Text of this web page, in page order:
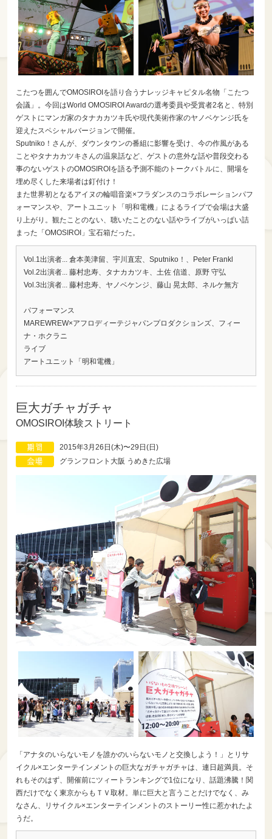
こたつを囲んでOMOSIROIを語り合うナレッジキャピタル名物「こたつ
会議」。今回はWorld OMOSIROI Awardの選考委員や受賞者2名と、特別
ゲストにマンガ家のタナカカツキ氏や現代美術作家のヤノベケンジ氏を
迎えたスペシャルバージョンで開催。
Sputniko！さんが、ダウンタウンの番組に影響を受け、今の作風がある
ことやタナカカツキさんの温泉話など、ゲストの意外な話や普段交わる
事のないゲストのOMOSIROIを語る予測不能のトークバトルに、開場を
埋め尽くした来場者は釘付け！
また世界初となるアイヌの輪唱音楽×フラダンスのコラボレーションパフ
ォーマンスや、アートユニット「明和電機」によるライブで会場は大盛
り上がり。観たことのない、聴いたことのない話やライブがいっぱい詰
まった「OMOSIROI」宝石箱だった。
Vol.1出演者... 倉本美津留、宇川直宏、Sputniko！、Peter Frankl
Vol.2出演者... 藤村忠寿、タナカカツキ、土佐 信道、原野 守弘
Vol.3出演者... 藤村忠寿、ヤノベケンジ、藤山 晃太郎、ネルケ無方
パフォーマンス
MAREWREW×アフロディーテジャパンプロダクションズ、フィー
ナ・ホクラニ
ライブ
アートユニット「明和電機」
巨大ガチャガチャ
OMOSIROI体験ストリート
2015年3月26日(木)〜29日(日)
グランフロント大阪 うめきた広場
「アナタのいらないモノを誰かのいらないモノと交換しよう！」とリサ
イクル×エンターテインメントの巨大なガチャガチャは、連日超満員。そ
れもそのはず、開催前にツィートランキングで1位になり、話題沸騰！関
西だけでなく東京からもＴＶ取材。単に巨大と言うことだけでなく、み
なさん、リサイクル×エンターテインメントのストーリー性に惹かれたよ
うだ。